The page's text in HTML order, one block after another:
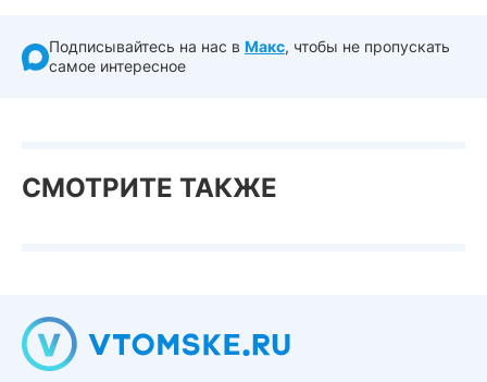
Подписывайтесь на нас в Макс, чтобы не пропускать
самое интересное
СМОТРИТЕ ТАКЖЕ